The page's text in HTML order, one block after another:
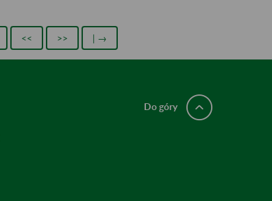
<< >> | →
Do góry